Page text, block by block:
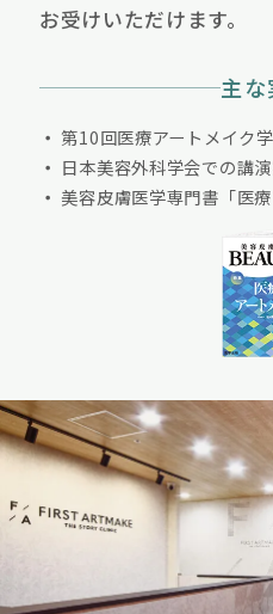
お受けいただけます。
主な
第10回医療アートメイク
日本美容外科学会での講
美容皮膚医学専門書「医